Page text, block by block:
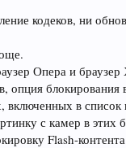
кодеков, ни
Опера и
опция блокирования
включенных в список
с камер в этих
Flash-